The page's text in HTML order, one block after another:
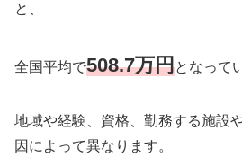
と、
全国平均で508.7万円となって
地域や経験、資格、勤務する施設
因によって異なります。